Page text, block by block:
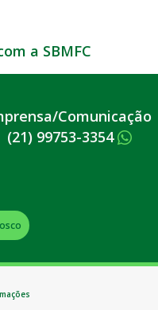
a SBMFC
Comunicação
(21) 99753-3354